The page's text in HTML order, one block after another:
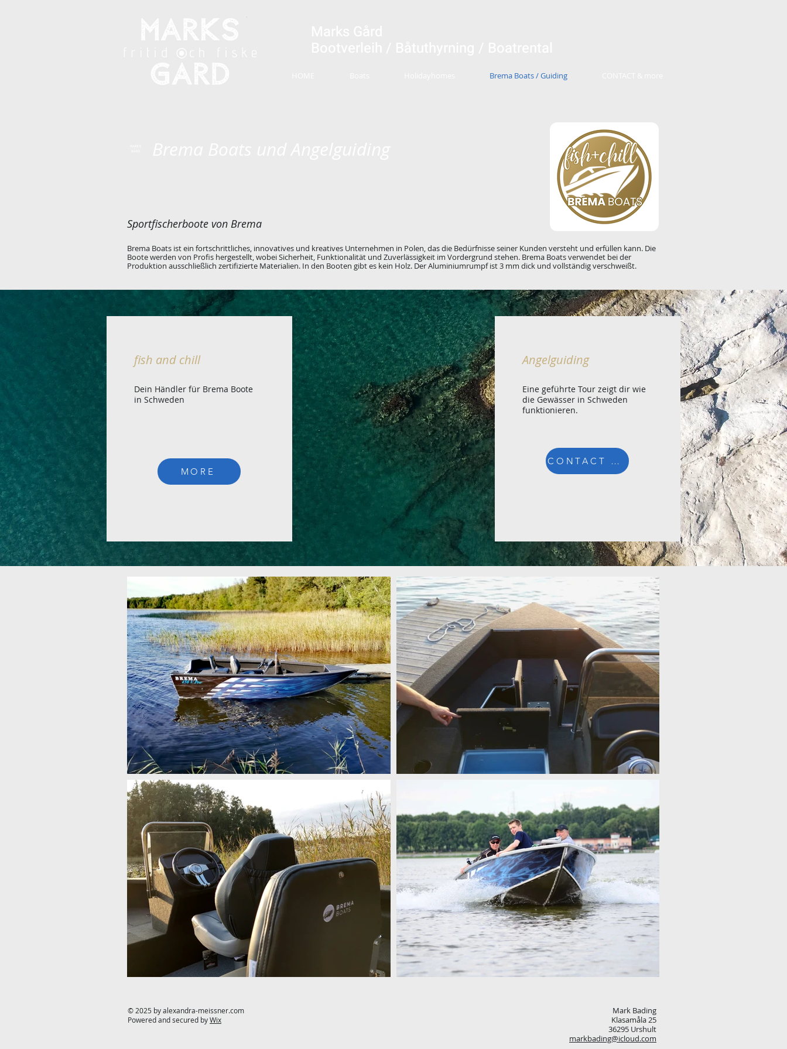
Brema Boats / Guiding
Sportfischerboote von Brema
Brema Boats ist ein fortschrittliches, innovatives und kreatives Unternehmen in Polen, das die Bedürfnisse seiner Kunden versteht und erfüllen kann. Die
Boote werden von Profis hergestellt, wobei Sicherheit, Funktionalität und Zuverlässigkeit im Vordergrund stehen. Brema Boats verwendet bei der
Produktion ausschließlich zertifizierte Materialien. In den Booten gibt es kein Holz. Der Aluminiumrumpf ist 3 mm dick und vollständig verschweißt.
fish and chill
Dein Händler für Brema Boote
in Schweden
MORE
Angelguiding
Eine geführte Tour zeigt dir wie
die Gewässer in Schweden
funktionieren.
CONTACT ME
© 2025 by alexandra-meissner.com
Powered and secured byWix
Mark Bading
Klasamåla 25
36295 Urshult
markbading@icloud.com